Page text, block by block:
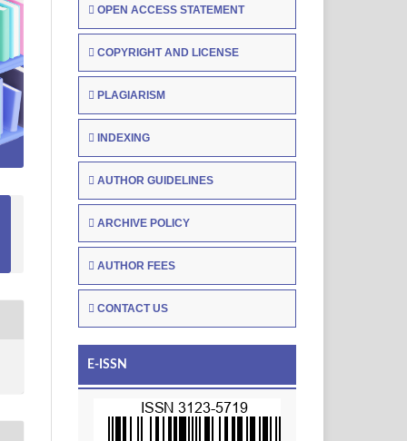
OPEN ACCESS STATEMENT
COPYRIGHT AND LICENSE
PLAGIARISM
INDEXING
AUTHOR GUIDELINES
ARCHIVE POLICY
AUTHOR FEES
CONTACT US
E-ISSN